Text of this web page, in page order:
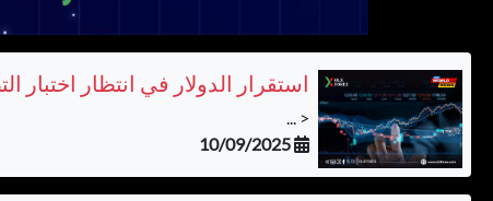
استقرار الدولار في انتظار اختبار
< ...
10/09/2025